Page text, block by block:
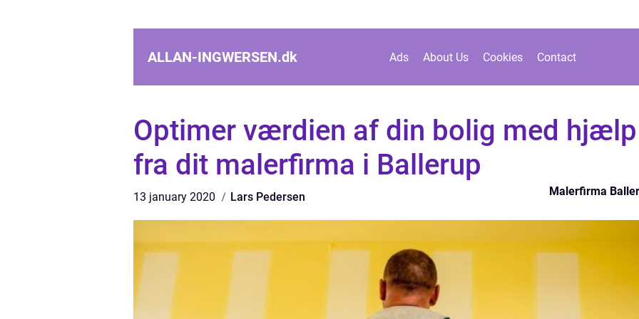
ALLAN-INGWERSEN.dk Ads About Us Cookies Contact
Optimer værdien af din bolig med hjælp
fra dit malerfirma i Ballerup
13 january 2020 Lars Pedersen Malerfirma